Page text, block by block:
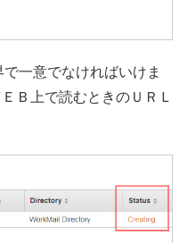
一意でなければいけま
Ｂ上で読むときのＵＲＬ